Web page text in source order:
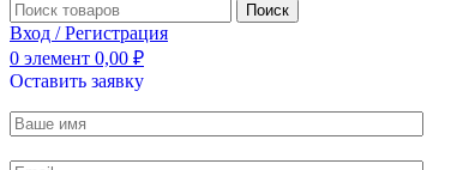
Поиск
Вход / Регистрация
0 элемент 0,00 ₽
Оставить заявку